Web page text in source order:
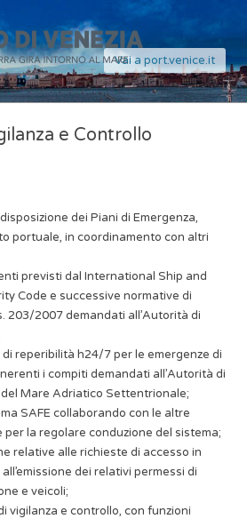
Vai a port.venice.it
e Controllo
dei Piani di Emergenza,
portuale, in coordinamento con altri
previsti dal International Ship and
Code e successive normative di
203/2007 demandati all’Autorità di
reperibilità h24/7 per le emergenze di
i compiti demandati all’Autorità di
Mare Adriatico Settentrionale;
SAFE collaborando con le altre
per la regolare conduzione del sistema;
relative alle richieste di accesso in
dei relativi permessi di
e veicoli;
vigilanza e controllo, con funzioni